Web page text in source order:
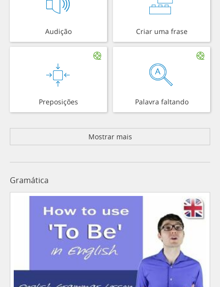
Audição Criar uma frase
Preposições Palavra faltando
Mostrar mais
Gramática